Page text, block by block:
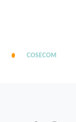
COSECOM